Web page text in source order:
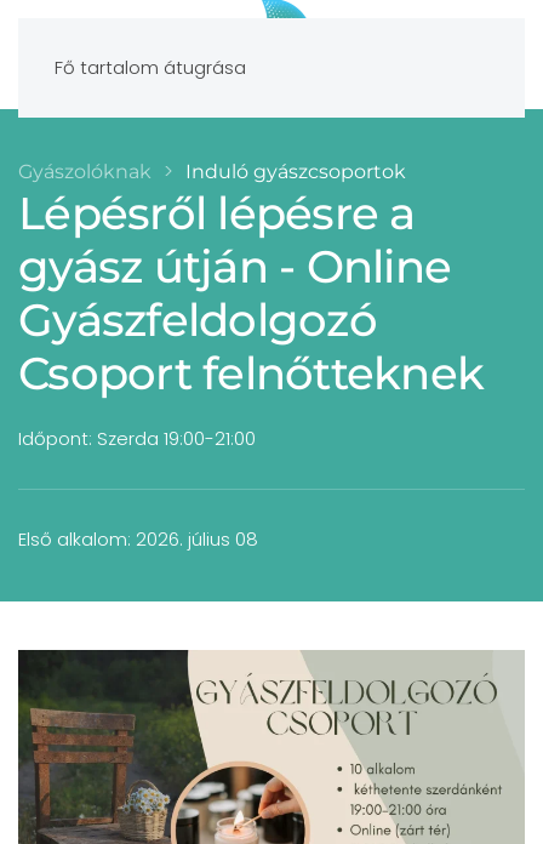
Fő tartalom átugrása
Gyászolóknak Induló gyászcsoportok
Lépésről lépésre a
gyász útján - Online
Gyászfeldolgozó
Csoport felnőtteknek
Időpont: Szerda 19:00-21:00
Első alkalom: 2026. július 08